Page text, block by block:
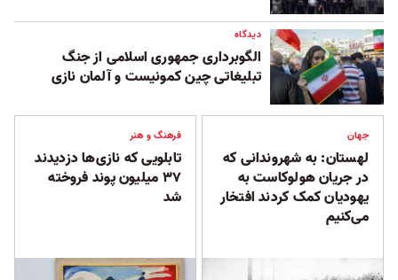
دیدگاه
الگوبرداری جمهوری اسلامی از جنگ
تبلیغاتی چین کمونیست و آلمان نازی
جهان
لهستان: به شهروندانی که
در جریان هولوکاست به
یهودیان کمک کردند افتخار
می‌کنیم
فرهنگ و هنر
تابلویی که نازی‌ها دزدیدند
۳۷ میلیون پوند فروخته
شد